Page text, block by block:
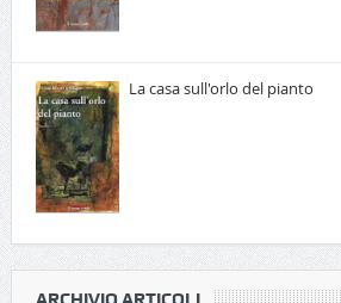
La casa sull'orlo del pianto